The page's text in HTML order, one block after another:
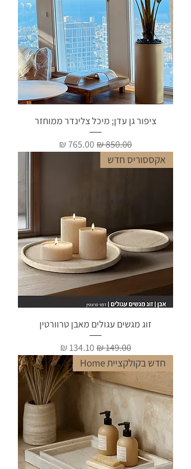
ציפור גן עדן; מיכל צלינדר ממוחזר
מחיר רגיל מחיר מבצע
אקססוריס חדש
זוג מגשים עגולים מאבן טרוורטין
מחיר רגיל‏149.00 ‏₪ מחיר מבצע
חדש בקולקציית Home